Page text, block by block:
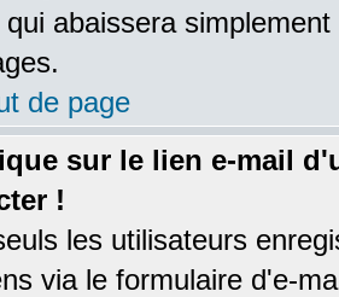
abaissera
de page
sur le lien e-mail
!
les utilisateurs
via le formulaire d'e-